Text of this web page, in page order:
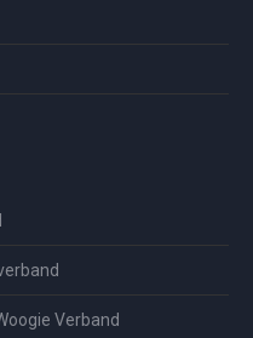
Verband